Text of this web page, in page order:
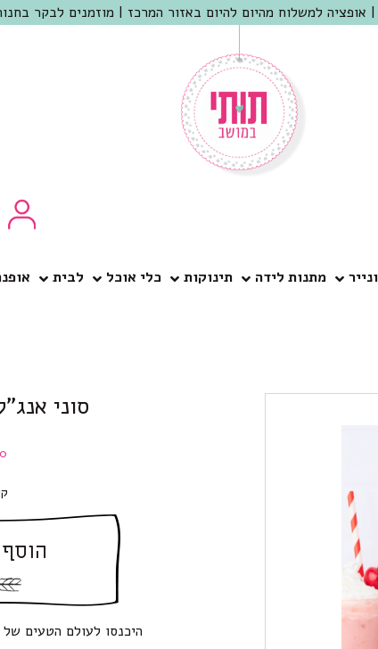
מתנות לידה תינוקות כלי אוכל לבית
סוני
היכנסו לעולם הטעים